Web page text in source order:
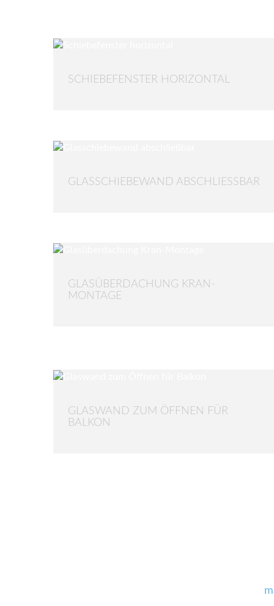
SCHIEBEFENSTER HORIZONTAL
GLASSCHIEBEWAND ABSCHLIESSBAR
GLASÜBERDACHUNG KRAN-
MONTAGE
GLASWAND ZUM ÖFFNEN FÜR
BALKON